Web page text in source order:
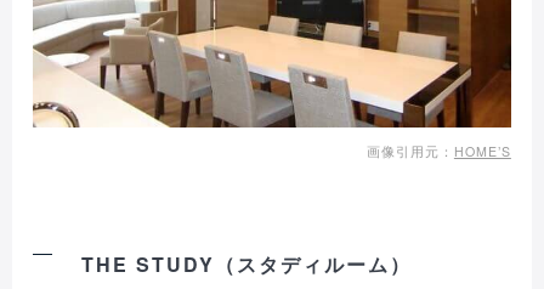
画像引用元： HOME’S
THE STUDY（スタディルーム）